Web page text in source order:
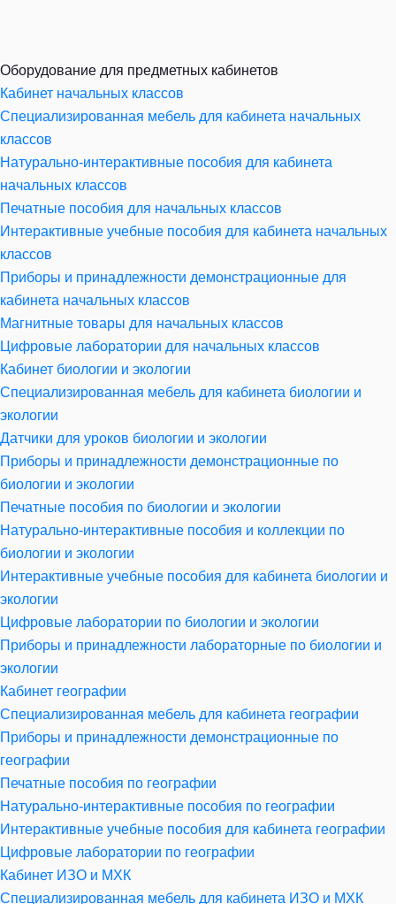
Оборудование для предметных кабинетов
Кабинет начальных классов
Специализированная мебель для кабинета начальных
классов
Натурально-интерактивные пособия для кабинета
начальных классов
Печатные пособия для начальных классов
Интерактивные учебные пособия для кабинета начальных
классов
Приборы и принадлежности демонстрационные для
кабинета начальных классов
Магнитные товары для начальных классов
Цифровые лаборатории для начальных классов
Кабинет биологии и экологии
Специализированная мебель для кабинета биологии и
экологии
Датчики для уроков биологии и экологии
Приборы и принадлежности демонстрационные по
биологии и экологии
Печатные пособия по биологии и экологии
Натурально-интерактивные пособия и коллекции по
биологии и экологии
Интерактивные учебные пособия для кабинета биологии и
экологии
Цифровые лаборатории по биологии и экологии
Приборы и принадлежности лабораторные по биологии и
экологии
Кабинет географии
Специализированная мебель для кабинета географии
Приборы и принадлежности демонстрационные по
географии
Печатные пособия по географии
Натурально-интерактивные пособия по географии
Интерактивные учебные пособия для кабинета географии
Цифровые лаборатории по географии
Кабинет ИЗО и МХК
Специализированная мебель для кабинета ИЗО и МХК